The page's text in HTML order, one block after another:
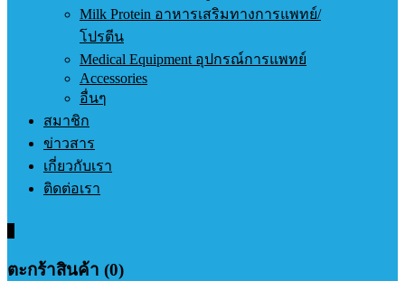
Milk Protein อาหารเสริมทางการแพทย์/
โปรตีน
Medical Equipment อุปกรณ์การแพทย์
Accessories
อื่นๆ
สมาชิก
ข่าวสาร
เกี่ยวกับเรา
ติดต่อเรา
ตะกร้าสินค้า (0)